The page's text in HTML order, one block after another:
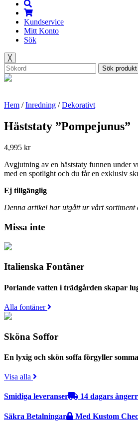
Kundservice
Mitt Konto
Sök
╳
Sök produkt
Hem /Inredning /Dekorativt
Häststaty ”Pompejunus”
4,995 kr
Avgjutning av en häststaty funnen under
med en spotlight och du får en exklusiv
Ej tillgänglig
Denna artikel har utgått ur vårt sortiment
Missa inte
Italienska Fontäner
Porlande vatten i trädgården skapar
Alla fontäner
Sköna Soffor
En lyxig och skön soffa förgyller
Visa alla
Smidiga leveranser 14 dagars
Säkra Betalningar Med Kustom